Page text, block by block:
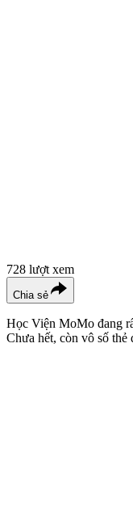
728 lượt xem
Chia sẻ
Học Viện MoMo đang
Chưa hết, còn vô số